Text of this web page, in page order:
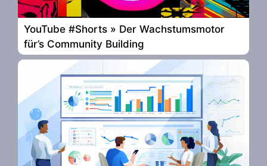
YouTube #Shorts » Der Wachstumsmotor
für’s Community Building